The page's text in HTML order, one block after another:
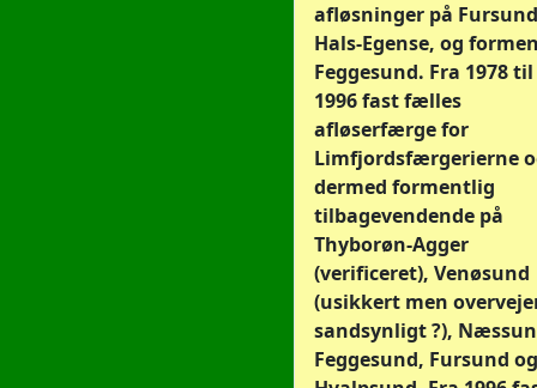
afløsninger på
Hals-Egense, og
Feggesund. Fra 1978 til
1996 fast fælles
afløserfærge for
Limfjordsfærgerierne
dermed formentlig
tilbagevendende på
Thyborøn-Agger
(verificeret), Venøsund
(usikkert men
sandsynligt ?),
Feggesund, Fursund og